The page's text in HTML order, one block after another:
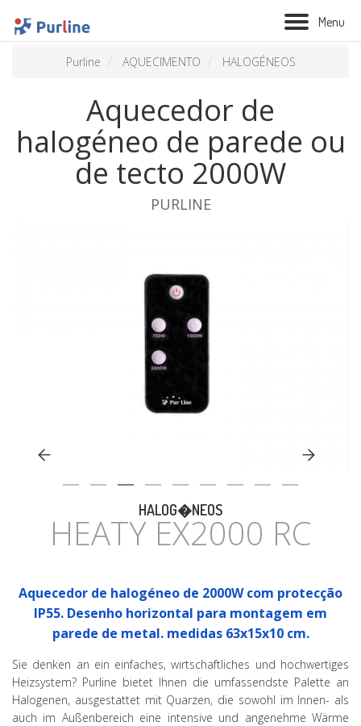
Menu
AQUECIMENTO
VENTILAÇÃO
TRATAMENTO AÉREO
Purline AQUECIMENTO HALOGÉNEOS
Aquecedor de
halogéneo de parede ou
de tecto 2000W
PURLINE
HALOG�NEOS
HEATY EX2000 RC
Aquecedor de halogéneo de 2000W com protecção
IP55. Desenho horizontal para montagem em
parede de metal. medidas 63x15x10 cm.
Sie denken an ein einfaches, wirtschaftliches und hochwertiges
Heizsystem? Purline bietet Ihnen die umfassendste Palette an
Halogenen, ausgestattet mit Quarzen, die sowohl im Innen- als
auch im Außenbereich eine intensive und angenehme Wärme